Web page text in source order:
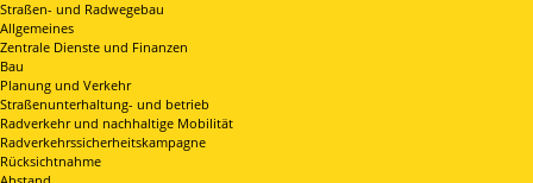
Straßen- und Radwegebau
Allgemeines
Zentrale Dienste und Finanzen
Bau
Planung und Verkehr
Straßenunterhaltung- und betrieb
Radverkehr und nachhaltige Mobilität
Radverkehrssicherheitskampagne
Rücksichtnahme